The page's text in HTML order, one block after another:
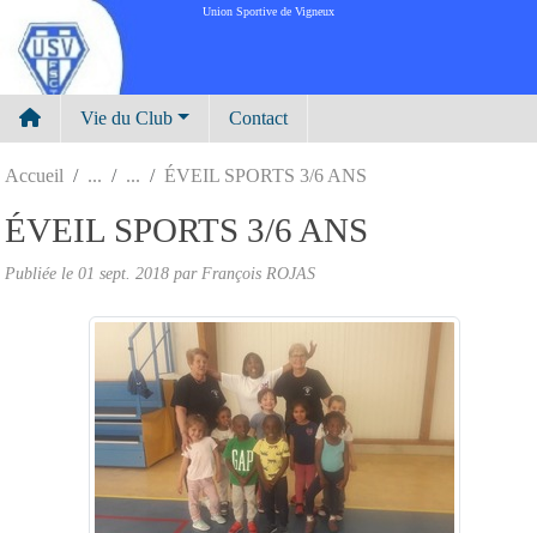
Union Sportive de Vigneux
Vie du Club Contact
Accueil ÉVEIL SPORTS 3/6 ANS
ÉVEIL SPORTS 3/6 ANS
Publiée le 01 sept. 2018 par François ROJAS
Panneau de gestion des cookies